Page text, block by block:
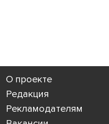
О проекте
Редакция
Рекламодателям